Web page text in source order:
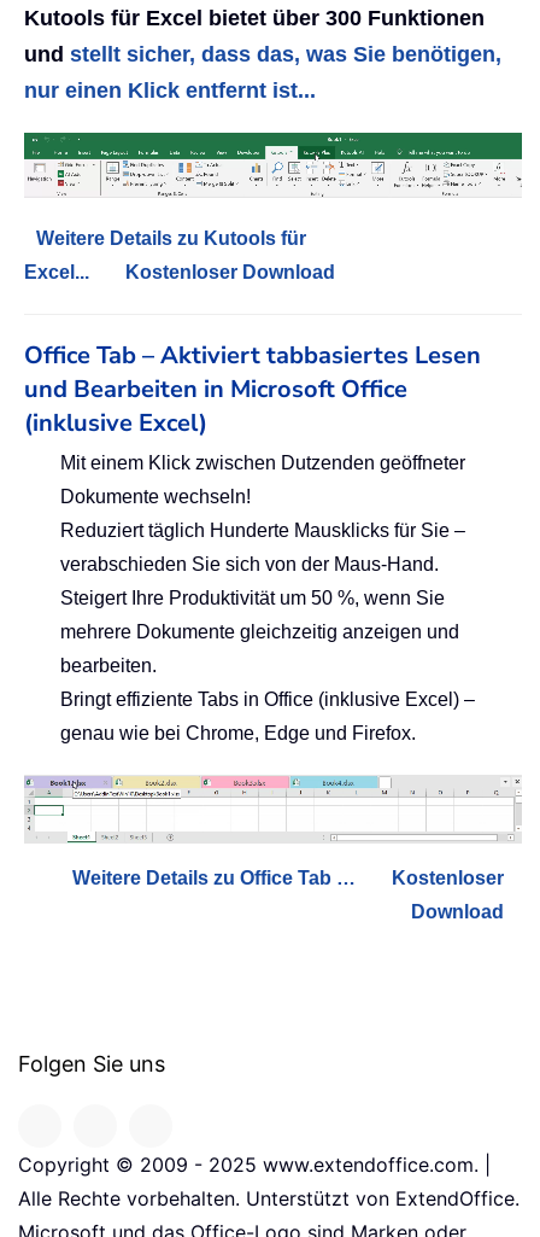
Kutools für Excel bietet über 300 Funktionen
und stellt sicher, dass das, was Sie benötigen,
nur einen Klick entfernt ist...
Weitere Details zu Kutools für
Excel...
Kostenloser Download
Office Tab – Aktiviert tabbasiertes Lesen
und Bearbeiten in Microsoft Office
(inklusive Excel)
Mit einem Klick zwischen Dutzenden geöffneter
Dokumente wechseln!
Reduziert täglich Hunderte Mausklicks für Sie –
verabschieden Sie sich von der Maus-Hand.
Steigert Ihre Produktivität um 50 %, wenn Sie
mehrere Dokumente gleichzeitig anzeigen und
bearbeiten.
Bringt effiziente Tabs in Office (inklusive Excel) –
genau wie bei Chrome, Edge und Firefox.
Weitere Details zu Office Tab …
Kostenloser
Download
Folgen Sie uns
Copyright © 2009 - 2025 www.extendoffice.com. |
Alle Rechte vorbehalten. Unterstützt von ExtendOffice.
Microsoft und das Office-Logo sind Marken oder